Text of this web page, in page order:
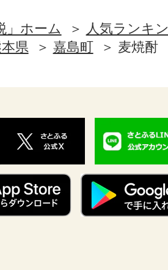
」ホーム
人気ランキ
県 嘉島町 麦焼酎